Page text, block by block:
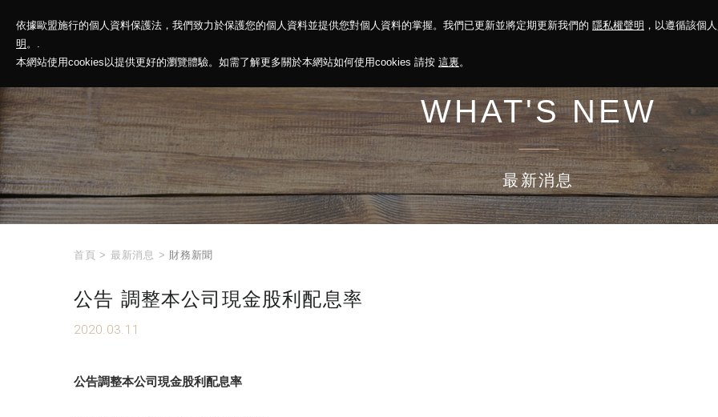
依據歐盟施行的個人資料保護法，我們致力於保護您的個人資料並提供您對個人資料的掌握。我們已更新並將定期更新我們的 隱私權聲明 ，以遵循該個
明 。.
本網站使用cookies以提供更好的瀏覽體驗。如需了解更多關於本網站如何使用cookies 請按 這裏。
神基投控 解決方案 永續報告 投資人關係 菁英招募 最新消息
WHAT'S NEW
最新消息
首頁 > 最新消息 > 財務新聞
公告 調整本公司現金股利配息率
2020.03.11
公告調整本公司現金股利配息率